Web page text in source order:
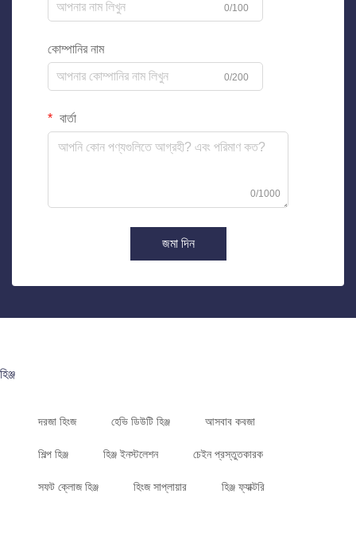
0/100
কোম্পানির নাম
0/200
বার্তা
0/1000
জমা দিন
হিঞ্জ
দরজা হিংজ হেভি ডিউটি হিঞ্জ আসবাব কবজা
শিল্প হিঞ্জ হিঞ্জ ইনস্টলেশন চেইন প্রস্তুতকারক
সফট ক্লোজ হিঞ্জ হিংজ সাপ্লায়ার হিঞ্জ ফ্যাক্টরি